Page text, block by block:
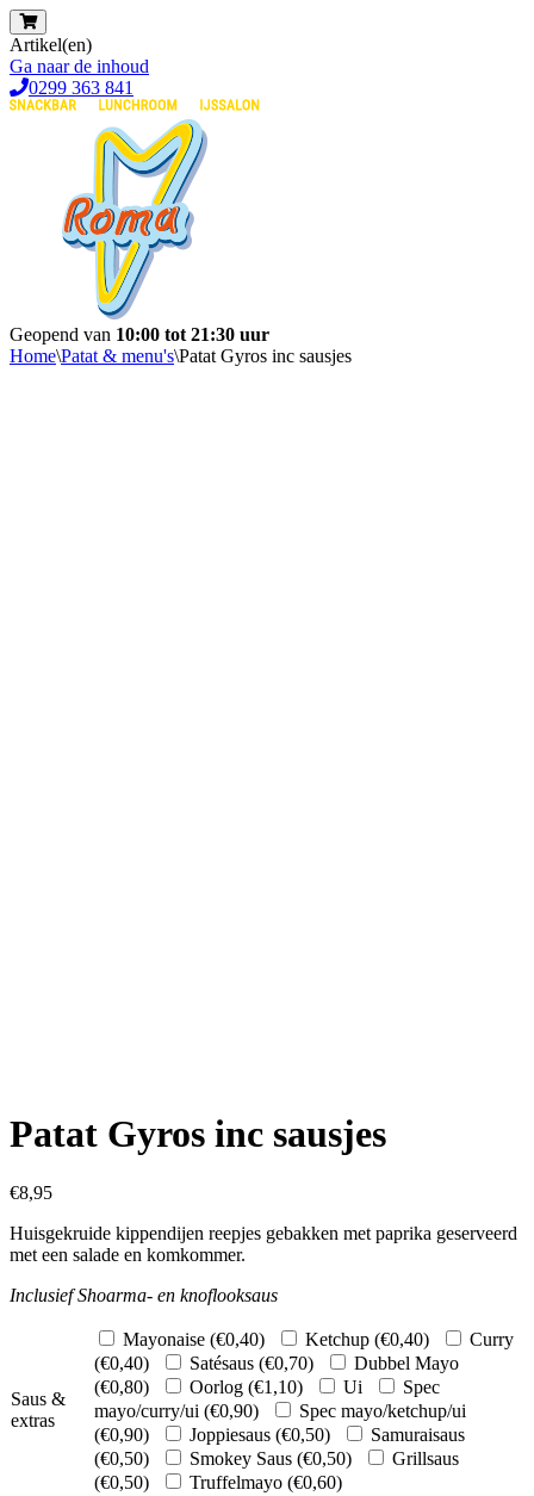
Artikel(en)
Ga naar de inhoud
0299 363 841
Geopend van 10:00 tot 21:30 uur
Home\Patat & menu's\Patat Gyros inc sausjes
Patat Gyros inc sausjes
€8,95
Huisgekruide kippendijen reepjes gebakken met paprika geserveerd
met een salade en komkommer.
Inclusief Shoarma- en knoflooksaus
Saus &
extras
Mayonaise (€0,40) Ketchup (€0,40)
Curry
(€0,40) Satésaus (€0,70)
Dubbel Mayo
(€0,80) Oorlog (€1,10) Ui
Spec
mayo/curry/ui (€0,90)
Spec mayo/ketchup/ui
(€0,90) Joppiesaus (€0,50)
Samuraisaus
(€0,50) Smokey Saus (€0,50)
Grillsaus
(€0,50) Truffelmayo (€0,60)